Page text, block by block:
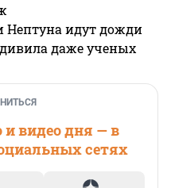
Нептуна идут дожди
даже ученых
видео дня — в
сетях